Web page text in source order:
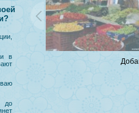
в
до